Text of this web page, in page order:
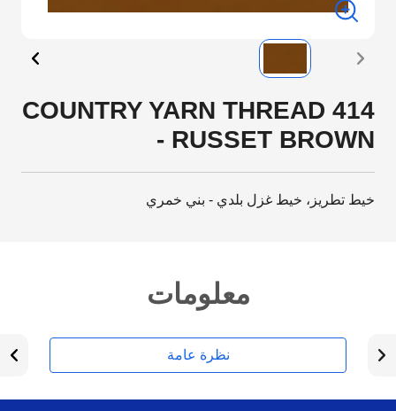
COUNTRY YARN THREAD 414
- RUSSET BROWN
خيط تطريز، خيط غزل بلدي - بني خمري
معلومات
نظرة عامة